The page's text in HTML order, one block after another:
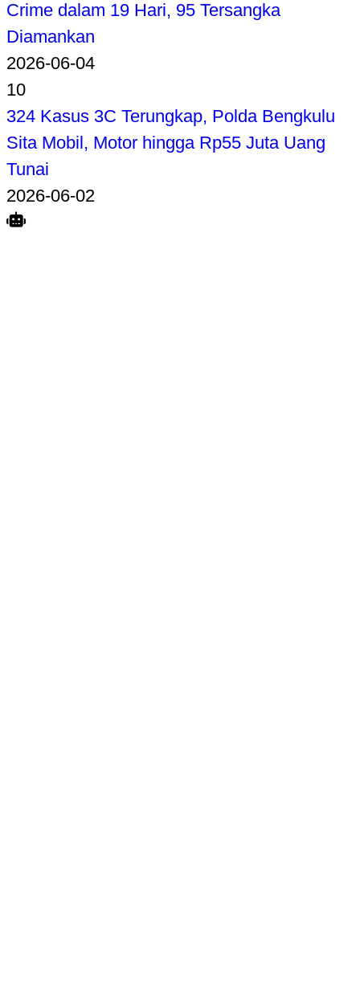
Crime dalam 19 Hari, 95 Tersangka
Diamankan
2026-06-04
10
324 Kasus 3C Terungkap, Polda Bengkulu
Sita Mobil, Motor hingga Rp55 Juta Uang
Tunai
2026-06-02